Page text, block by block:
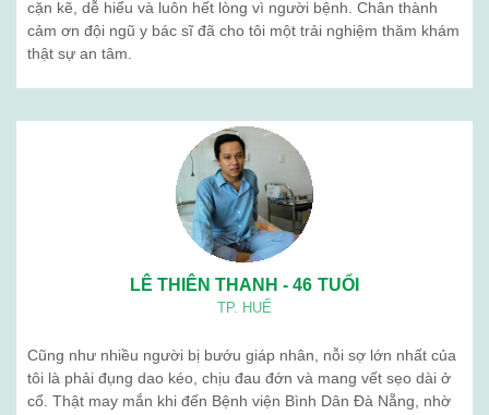
cặn kẽ, dễ hiểu và luôn hết lòng vì người bệnh. Chân thành
cảm ơn đội ngũ y bác sĩ đã cho tôi một trải nghiệm thăm khám
thật sự an tâm.
LÊ THIÊN THANH - 46 TUỔI
TP. HUẾ
Cũng như nhiều người bị bướu giáp nhân, nỗi sợ lớn nhất của
tôi là phải đụng dao kéo, chịu đau đớn và mang vết sẹo dài ở
cổ. Thật may mắn khi đến Bệnh viện Bình Dân Đà Nẵng, nhờ